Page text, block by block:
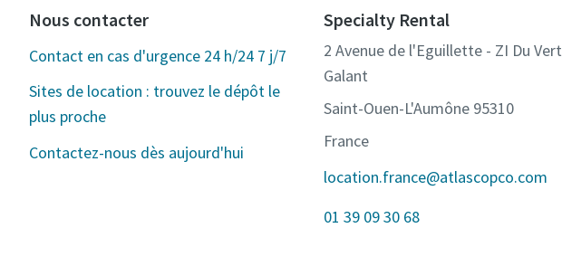
Nous contacter
Contact en cas d'urgence 24 h/24 7 j/7
Sites de location : trouvez le dépôt le
plus proche
Contactez-nous dès aujourd'hui
Specialty Rental
2 Avenue de l'Eguillette - ZI Du Vert
Galant
Saint-Ouen-L'Aumône 95310
France
location.france@atlascopco.com
01 39 09 30 68